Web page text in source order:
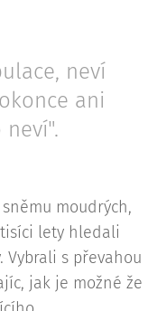
neví
ani
neví".
moudrých,
lety hledali
s převahou
jak je možné že